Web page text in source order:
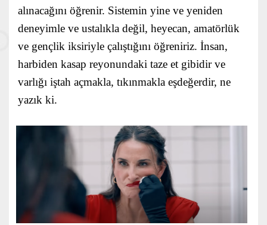
alınacağını öğrenir. Sistemin yine ve yeniden
deneyimle ve ustalıkla değil, heyecan, amatörlük
ve gençlik iksiriyle çalıştığını öğreniriz. İnsan,
harbiden kasap reyonundaki taze et gibidir ve
varlığı iştah açmakla, tıkınmakla eşdeğerdir, ne
yazık ki.